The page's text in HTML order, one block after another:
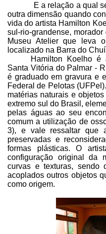
E a relação a qual se
outra dimensão quando
vida do artista Hamilton
sul-rio-grandense,
Museu Atelier que leva o
localizado na Barra do
Hamilton Koelho é
Santa Vitória do Palmar -
é graduado em gravura e
Federal de Pelotas
matérias naturais e
extremo sul do Brasil,
pelas águas ao seu
comum a utilização de
3), e vale ressaltar que
preservadas e
formas plásticas. O
configuração original da
curvas e texturas, sendo
acoplados outros objetos
como origem.